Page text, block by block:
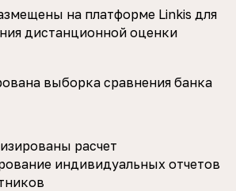
на платформе Linkis для
дистанционной оценки
выборка сравнения банка
расчет
индивидуальных отчетов